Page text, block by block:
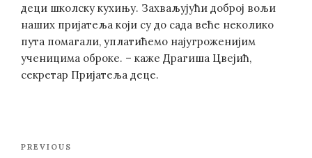
деци школску кухињу. Захваљујући доброј вољи
наших пријатеља који су до сада веће неколико
пута помагали, уплатићемо најугроженијим
ученицима оброке. – каже Драгиша Цвејић,
секретар Пријатеља деце.
Post
Previous
PREVIOUS